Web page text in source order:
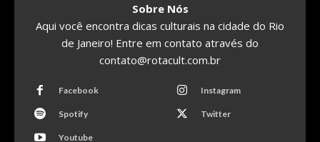
Sobre Nós
Aqui você encontra dicas culturais na cidade do Rio
de Janeiro! Entre em contato através do
contato@rotacult.com.br
Facebook Instagram
Spotify Twitter
Youtube